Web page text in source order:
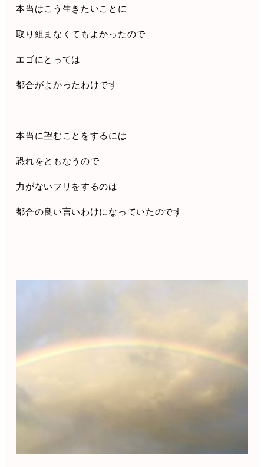
本当はこう生きたいことに
取り組まなくてもよかったので
エゴにとっては
都合がよかったわけです
本当に望むことをするには
恐れをともなうので
力がないフリをするのは
都合の良い言いわけになっていたのです